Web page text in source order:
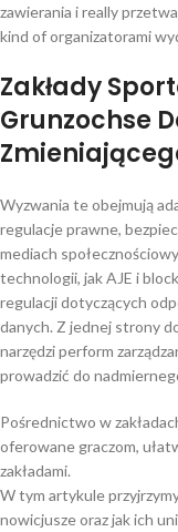
zawierania i really
kind of organizatorami
Zakłady
Grunzochse
Wyzwania te obejmują
regulacje prawne,
mediach
technologii, jak AJE i
regulacji dotyczących
danych. Z jednej strony
narzędzi perform
prowadzić do
Pośrednictwo w
oferowane graczom,
zakładami.
W tym artykule
nowicjusze oraz jak ich